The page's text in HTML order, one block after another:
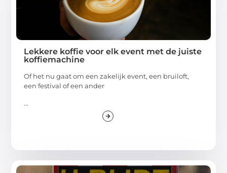
Lekkere koffie voor elk event met de juiste
koffiemachine
Of het nu gaat om een zakelijk event, een bruiloft,
een festival of een ander
...